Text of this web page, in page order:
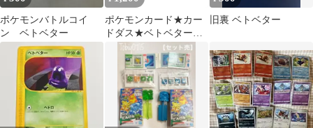
ポケモンバトルコイ
ン ベトベター
ポケモンカード★カー
ドダス★ベトベター
★No.088★レトロ
旧裏 ベトベター